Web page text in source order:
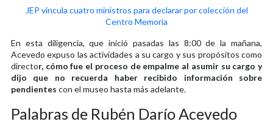
JEP vincula cuatro ministros para declarar por colección del
Centro Memoria
En esta diligencia, que inició pasadas las 8:00 de la mañana,
Acevedo expuso las actividades a su cargo y sus propósitos como
director, cómo fue el proceso de empalme al asumir su cargo y
dijo que no recuerda haber recibido información sobre
pendientes con el museo hasta más adelante.
Palabras de Rubén Darío Acevedo